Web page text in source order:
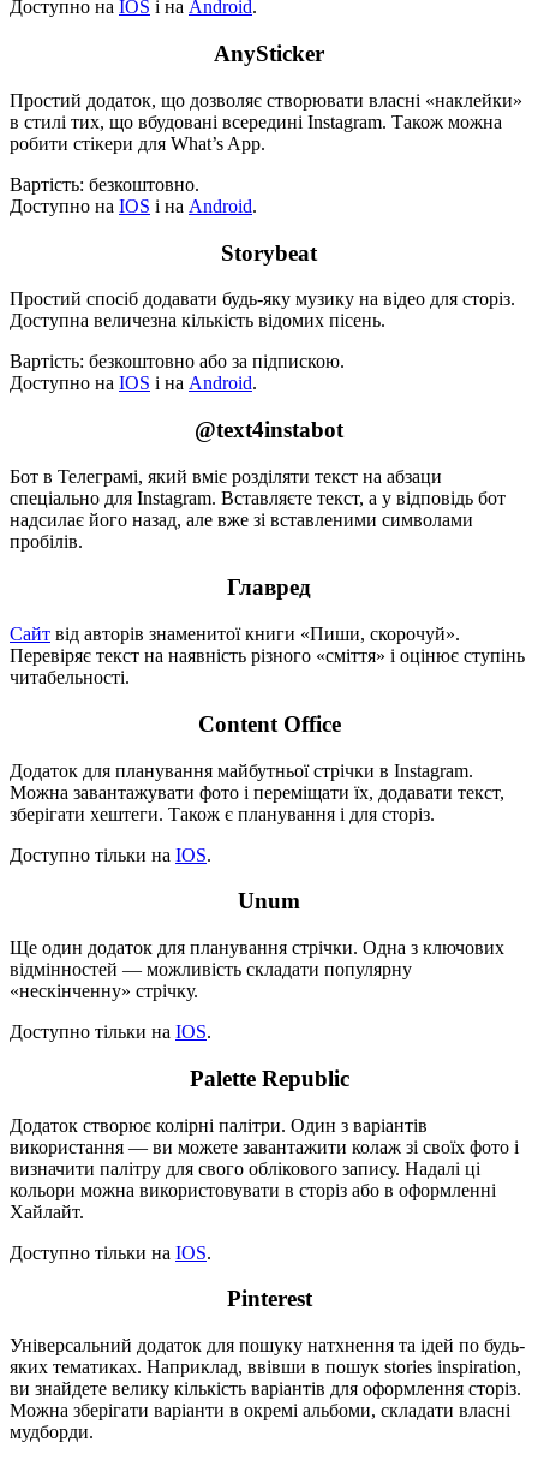
Доступно на IOS і на Android.
AnySticker
Простий додаток, що дозволяє створювати власні «наклейки»
в стилі тих, що вбудовані всередині Instagram. Також можна
робити стікери для What’s App.
Вартість: безкоштовно.
Доступно на IOS і на Android.
Storybeat
Простий спосіб додавати будь-яку музику на відео для сторіз.
Доступна величезна кількість відомих пісень.
Вартість: безкоштовно або за підпискою.
Доступно на IOS і на Android.
@text4instabot
Бот в Телеграмі, який вміє розділяти текст на абзаци
спеціально для Instagram. Вставляєте текст, а у відповідь бот
надсилає його назад, але вже зі вставленими символами
пробілів.
Главред
Сайт від авторів знаменитої книги «Пиши, скорочуй».
Перевіряє текст на наявність різного «сміття» і оцінює ступінь
читабельності.
Content Office
Додаток для планування майбутньої стрічки в Instagram.
Можна завантажувати фото і переміщати їх, додавати текст,
зберігати хештеги. Також є планування і для сторіз.
Доступно тільки на IOS.
Unum
Ще один додаток для планування стрічки. Одна з ключових
відмінностей — можливість складати популярну
«нескінченну» стрічку.
Доступно тільки на IOS.
Palette Republic
Додаток створює колірні палітри. Один з варіантів
використання — ви можете завантажити колаж зі своїх фото і
визначити палітру для свого облікового запису. Надалі ці
кольори можна використовувати в сторіз або в оформленні
Хайлайт.
Доступно тільки на IOS.
Pinterest
Універсальний додаток для пошуку натхнення та ідей по будь-
яких тематиках. Наприклад, ввівши в пошук stories inspiration,
ви знайдете велику кількість варіантів для оформлення сторіз.
Можна зберігати варіанти в окремі альбоми, складати власні
мудборди.